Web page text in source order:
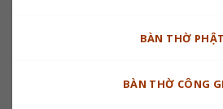
BÀN THỜ PHẬT
BÀN THỜ CÔNG